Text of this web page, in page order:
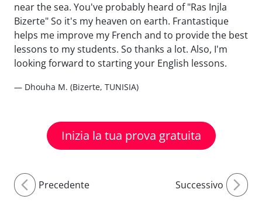
near the sea. You've probably heard of "Ras Injla
Bizerte" So it's my heaven on earth. Frantastique
helps me improve my French and to provide the best
lessons to my students. So thanks a lot. Also, I'm
looking forward to starting your English lessons.
— Dhouha M. (Bizerte, TUNISIA)
Inizia la tua prova gratuita
Precedente Successivo